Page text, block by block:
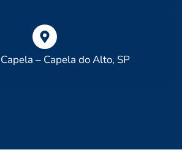
– Capela do Alto, SP